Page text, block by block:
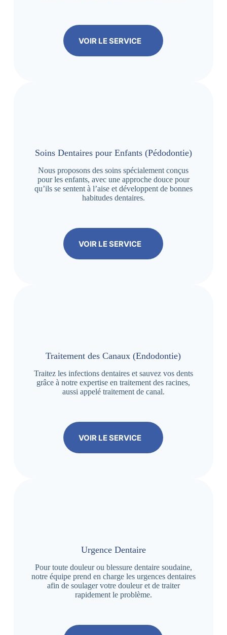
VOIR LE SERVICE
Soins Dentaires pour Enfants (Pédodontie)
Nous proposons des soins spécialement conçus
pour les enfants, avec une approche douce pour
qu’ils se sentent à l’aise et développent de bonnes
habitudes dentaires.
VOIR LE SERVICE
Traitement des Canaux (Endodontie)
Traitez les infections dentaires et sauvez vos dents
grâce à notre expertise en traitement des racines,
aussi appelé traitement de canal.
VOIR LE SERVICE
Urgence Dentaire
Pour toute douleur ou blessure dentaire soudaine,
notre équipe prend en charge les urgences dentaires
afin de soulager votre douleur et de traiter
rapidement le problème.